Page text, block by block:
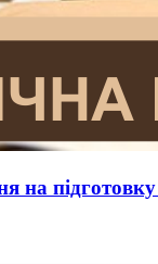
підготовку